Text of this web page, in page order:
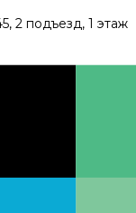
2 подъезд, 1 этаж